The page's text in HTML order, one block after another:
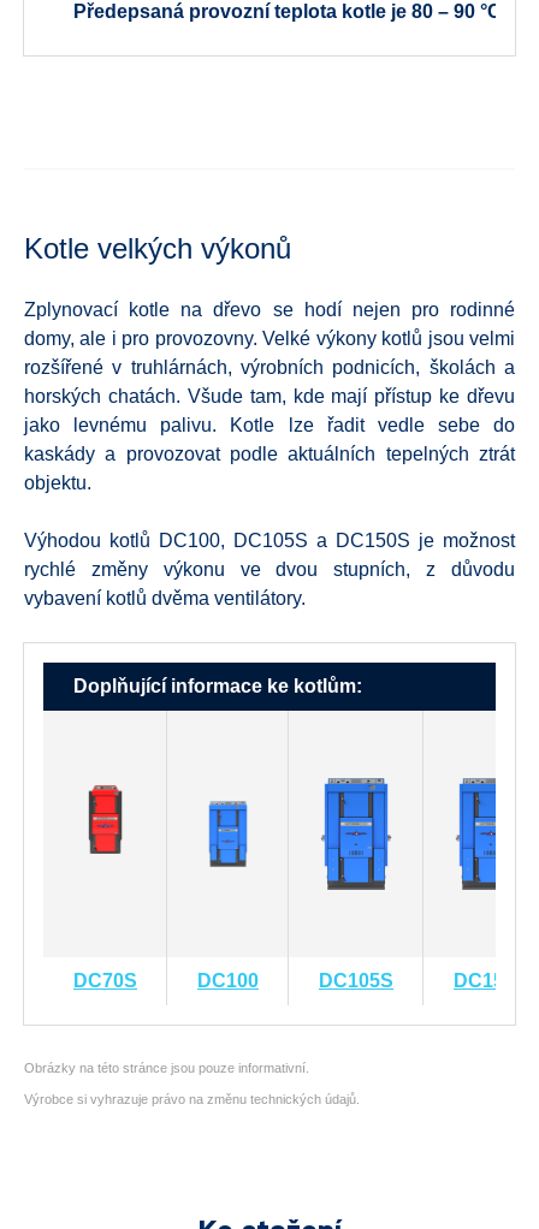
Předepsaná provozní teplota kotle je 80 – 90 °C.
Kotle velkých výkonů
Zplynovací kotle na dřevo se hodí nejen pro rodinné
domy, ale i pro provozovny. Velké výkony kotlů jsou velmi
rozšířené v truhlárnách, výrobních podnicích, školách a
horských chatách. Všude tam, kde mají přístup ke dřevu
jako levnému palivu. Kotle lze řadit vedle sebe do
kaskády a provozovat podle aktuálních tepelných ztrát
objektu.
Výhodou kotlů DC100, DC105S a DC150S je možnost
rychlé změny výkonu ve dvou stupních, z důvodu
vybavení kotlů dvěma ventilátory.
Doplňující informace ke kotlům:
DC70S DC100 DC105S DC150S
Obrázky na této stránce jsou pouze informativní.
Výrobce si vyhrazuje právo na změnu technických údajů.